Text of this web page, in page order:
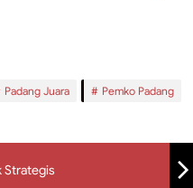
Padang Juara
Pemko Padang
Strategis